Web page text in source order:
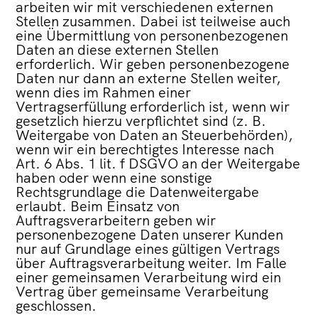
arbeiten wir mit verschiedenen externen
Stellen zusammen. Dabei ist teilweise auch
eine Übermittlung von personenbezogenen
Daten an diese externen Stellen
erforderlich. Wir geben personenbezogene
Daten nur dann an externe Stellen weiter,
wenn dies im Rahmen einer
Vertragserfüllung erforderlich ist, wenn wir
gesetzlich hierzu verpflichtet sind (z. B.
Weitergabe von Daten an Steuerbehörden),
wenn wir ein berechtigtes Interesse nach
Art. 6 Abs. 1 lit. f DSGVO an der Weitergabe
haben oder wenn eine sonstige
Rechtsgrundlage die Datenweitergabe
erlaubt. Beim Einsatz von
Auftragsverarbeitern geben wir
personenbezogene Daten unserer Kunden
nur auf Grundlage eines gültigen Vertrags
über Auftragsverarbeitung weiter. Im Falle
einer gemeinsamen Verarbeitung wird ein
Vertrag über gemeinsame Verarbeitung
geschlossen.